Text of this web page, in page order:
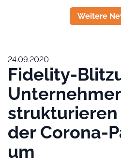
Weitere
24.09.2020
Fidelity-
der Corona-
um